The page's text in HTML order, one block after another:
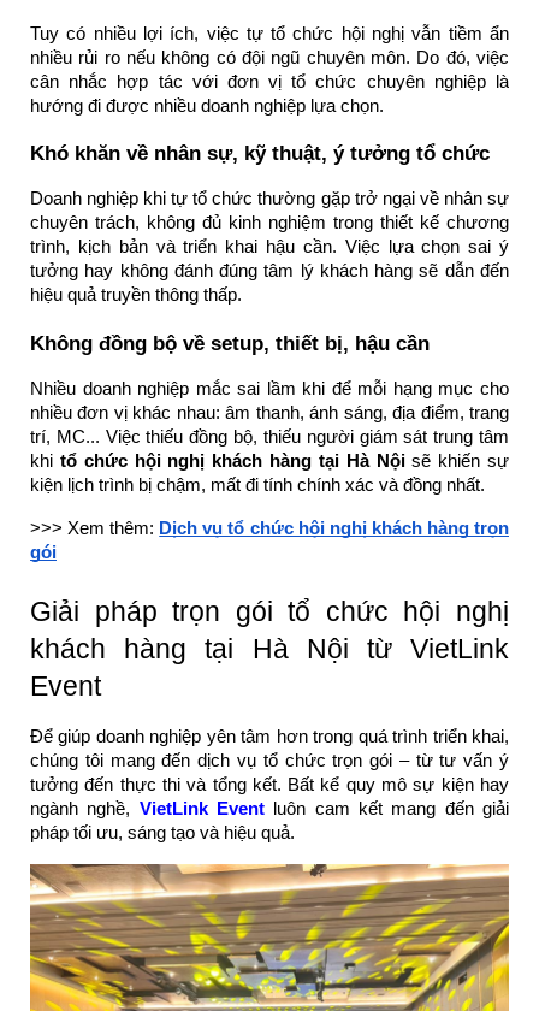
Tuy có nhiều lợi ích, việc tự tổ chức hội nghị vẫn tiềm ẩn
nhiều rủi ro nếu không có đội ngũ chuyên môn. Do đó, việc
cân nhắc hợp tác với đơn vị tổ chức chuyên nghiệp là
hướng đi được nhiều doanh nghiệp lựa chọn.
Khó khăn về nhân sự, kỹ thuật, ý tưởng tổ chức
Doanh nghiệp khi tự tổ chức thường gặp trở ngại về nhân sự
chuyên trách, không đủ kinh nghiệm trong thiết kế chương
trình, kịch bản và triển khai hậu cần. Việc lựa chọn sai ý
tưởng hay không đánh đúng tâm lý khách hàng sẽ dẫn đến
hiệu quả truyền thông thấp.
Không đồng bộ về setup, thiết bị, hậu cần
Nhiều doanh nghiệp mắc sai lầm khi để mỗi hạng mục cho
nhiều đơn vị khác nhau: âm thanh, ánh sáng, địa điểm, trang
trí, MC... Việc thiếu đồng bộ, thiếu người giám sát trung tâm
khi tổ chức hội nghị khách hàng tại Hà Nộisẽ khiến sự
kiện lịch trình bị chậm, mất đi tính chính xác và đồng nhất.
>>> Xem thêm: Dịch vụ tổ chức hội nghị khách hàng trọn
gói
Giải pháp trọn gói tổ chức hội nghị
khách hàng tại Hà Nội từ VietLink
Event
Để giúp doanh nghiệp yên tâm hơn trong quá trình triển khai,
chúng tôi mang đến dịch vụ tổ chức trọn gói – từ tư vấn ý
tưởng đến thực thi và tổng kết. Bất kể quy mô sự kiện hay
ngành nghề, VietLink Event luôn cam kết mang đến giải
pháp tối ưu, sáng tạo và hiệu quả.